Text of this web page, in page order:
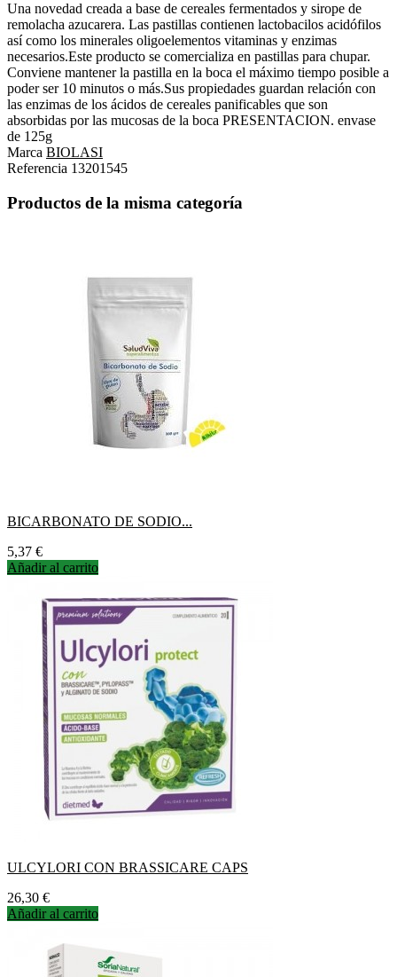
Una novedad creada a base de cereales fermentados y sirope de
remolacha azucarera. Las pastillas contienen lactobacilos acidófilos
así como los minerales oligoelementos vitaminas y enzimas
necesarios.Este producto se comercializa en pastillas para chupar.
Conviene mantener la pastilla en la boca el máximo tiempo posible a
poder ser 10 minutos o más.Sus propiedades guardan relación con
las enzimas de los ácidos de cereales panificables que son
absorbidas por las mucosas de la boca PRESENTACION. envase
de 125g
Marca BIOLASI
Referencia 13201545
Productos de la misma categoría
BICARBONATO DE SODIO...
Precio
5,37 €
Añadir al carrito
ULCYLORI CON BRASSICARE CAPS
Precio
26,30 €
Añadir al carrito